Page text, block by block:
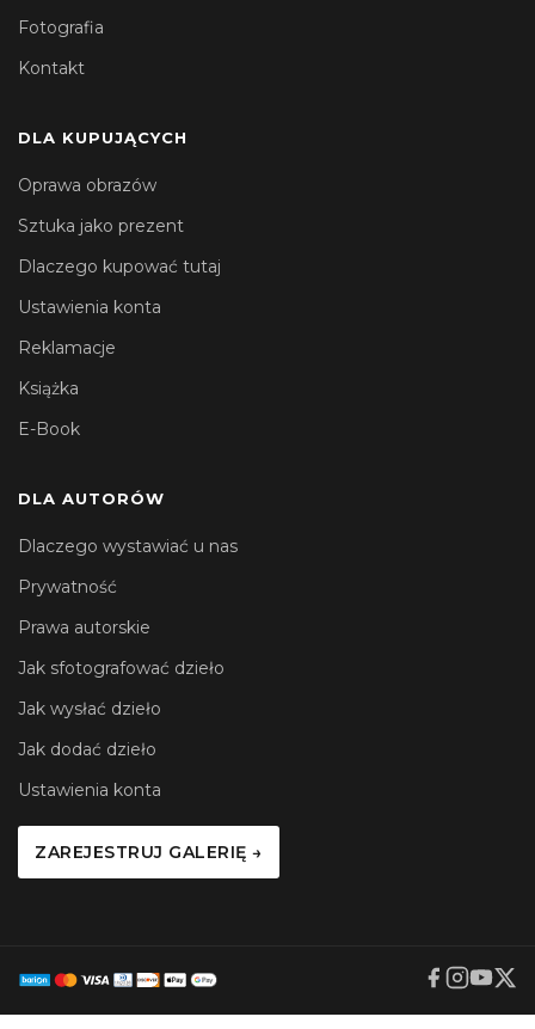
Fotografia
Kontakt
DLA KUPUJĄCYCH
Oprawa obrazów
Sztuka jako prezent
Dlaczego kupować tutaj
Ustawienia konta
Reklamacje
Książka
E-Book
DLA AUTORÓW
Dlaczego wystawiać u nas
Prywatność
Prawa autorskie
Jak sfotografować dzieło
Jak wysłać dzieło
Jak dodać dzieło
Ustawienia konta
ZAREJESTRUJ GALERIĘ →